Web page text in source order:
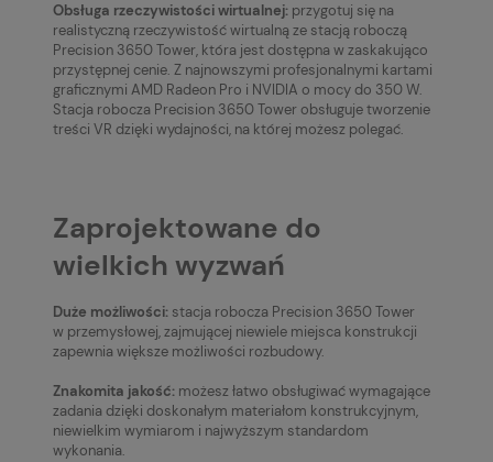
Obsługa rzeczywistości wirtualnej: przygotuj się na
realistyczną rzeczywistość wirtualną ze stacją roboczą
Precision 3650 Tower, która jest dostępna w zaskakująco
przystępnej cenie. Z najnowszymi profesjonalnymi kartami
graficznymi AMD Radeon Pro i NVIDIA o mocy do 350 W.
Stacja robocza Precision 3650 Tower obsługuje tworzenie
treści VR dzięki wydajności, na której możesz polegać.
Zaprojektowane do
wielkich wyzwań
Duże możliwości: stacja robocza Precision 3650 Tower
w przemysłowej, zajmującej niewiele miejsca konstrukcji
zapewnia większe możliwości rozbudowy.
Znakomita jakość: możesz łatwo obsługiwać wymagające
zadania dzięki doskonałym materiałom konstrukcyjnym,
niewielkim wymiarom i najwyższym standardom
wykonania.